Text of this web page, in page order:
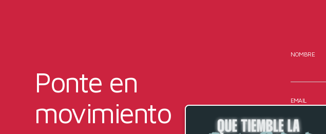
Ponte en
movimiento
NOMBRE
EMAIL